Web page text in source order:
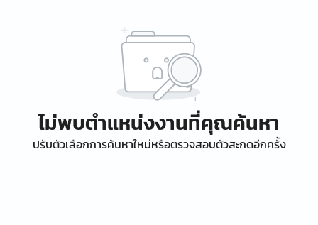
ไม่พบตำแหน่งงานที่คุณค้นหา
ปรับตัวเลือกการค้นหาใหม่หรือตรวจสอบตัวสะกดอีกครั้ง